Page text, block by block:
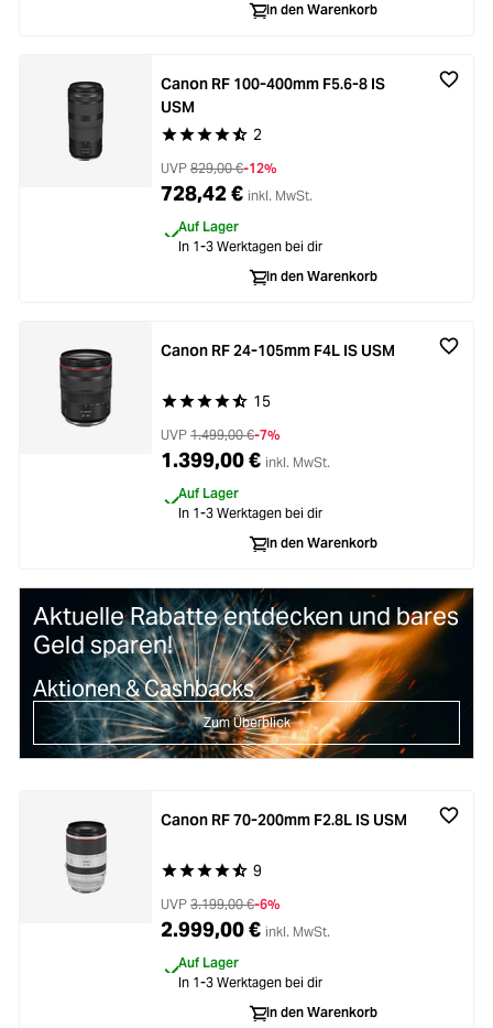
Licht & Studio
Bildbearbeitung
Ferngläser
Second Hand
Loading...
In den Warenkorb
Durchschnittliche Bewertung von 4.5 von 5
2
Canon RF 100-400mm F5.6-8 IS
USM
UVP 829,00 €-12%
728,42 € inkl. MwSt.
Auf Lager
In 1-3 Werktagen bei dir
In den Warenkorb
Durchschnittliche Bewertung von 4.8 von 5
15
Canon RF 24-105mm F4L IS USM
UVP 1.499,00 €-7%
1.399,00 € inkl. MwSt.
Auf Lager
In 1-3 Werktagen bei dir
In den Warenkorb
Aktuelle Rabatte entdecken und bares
Geld sparen!
Aktionen & Cashbacks
Zum Überblick
Durchschnittliche Bewertung von 4.8 von 5
9
Canon RF 70-200mm F2.8L IS USM
UVP 3.199,00 €-6%
2.999,00 € inkl. MwSt.
Auf Lager
In 1-3 Werktagen bei dir
In den Warenkorb